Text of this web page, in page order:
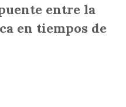
entre la
en tiempos de